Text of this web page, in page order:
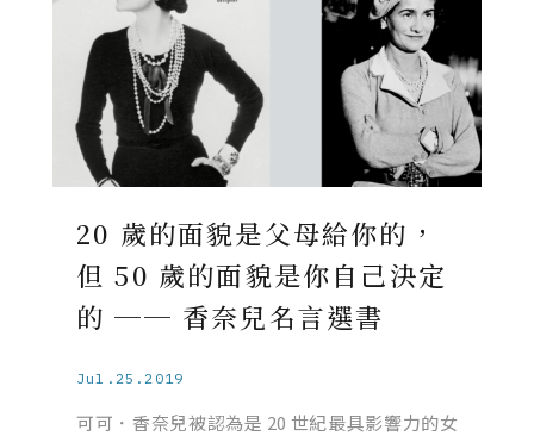
20 歲的面貌是父母給你的，
但 50 歲的面貌是你自己決定
的 ── 香奈兒名言選書
Jul.25.2019
可可．香奈兒被認為是 20 世紀最具影響力的女